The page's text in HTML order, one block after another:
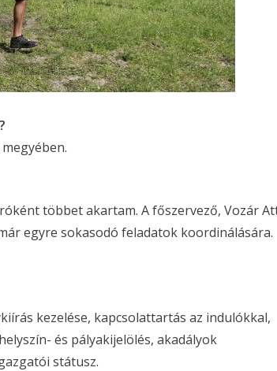
többet akartam. A főszervező, Vozár
egyre sokasodó feladatok koordinálására.
kezelése, kapcsolattartás az indulókkal,
és pályakijelölés, akadályok
státusz.